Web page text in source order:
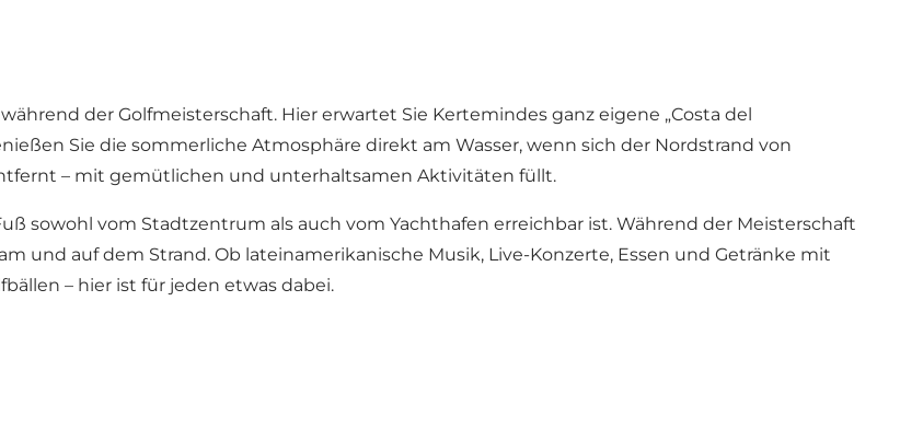
der Golfmeisterschaft. Hier erwartet Sie Kertemindes ganz eigene „Costa del
Sie die sommerliche Atmosphäre direkt am Wasser, wenn sich der Nordstrand von
– mit gemütlichen und unterhaltsamen Aktivitäten füllt.
sowohl vom Stadtzentrum als auch vom Yachthafen erreichbar ist. Während der Meisterschaft
und auf dem Strand. Ob lateinamerikanische Musik, Live-Konzerte, Essen und Getränke mit
– hier ist für jeden etwas dabei.